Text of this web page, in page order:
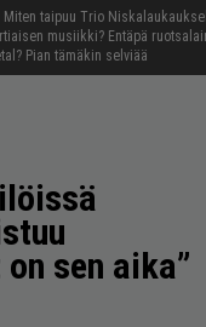
Miten taipuu Trio
musiikki? Entäpä
Pian tämäkin selviää
sen aika”